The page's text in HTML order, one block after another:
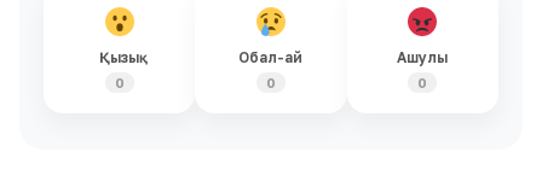
Қызық
0
Обал-ай
0
Ашулы
0